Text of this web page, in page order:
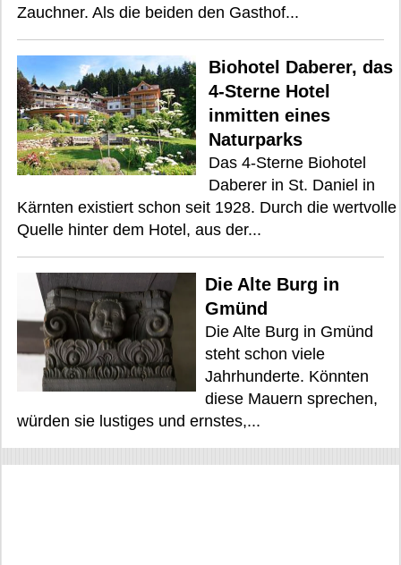
Zauchner. Als die beiden den Gasthof...
Biohotel Daberer, das
4-Sterne Hotel
inmitten eines
Naturparks
Das 4-Sterne Biohotel
Daberer in St. Daniel in
Kärnten existiert schon seit 1928. Durch die wertvolle
Quelle hinter dem Hotel, aus der...
Die Alte Burg in
Gmünd
Die Alte Burg in Gmünd
steht schon viele
Jahrhunderte. Könnten
diese Mauern sprechen,
würden sie lustiges und ernstes,...